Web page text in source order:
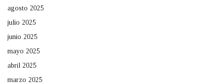
agosto 2025
julio 2025
junio 2025
mayo 2025
abril 2025
marzo 2025